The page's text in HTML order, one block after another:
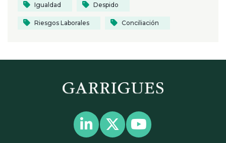
Igualdad Despido
Riesgos Laborales Conciliación